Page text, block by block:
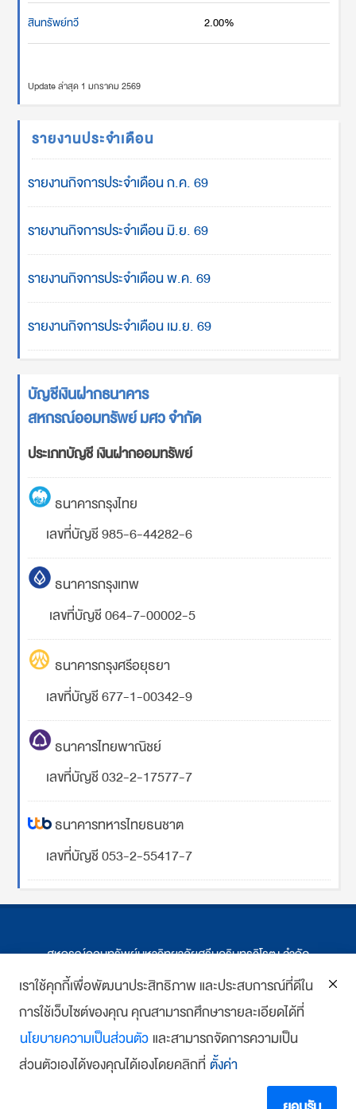
สินทรัพย์ทวี 2.00%
Update ล่าสุด 1 มกราคม 2569
รายงานประจำเดือน
รายงานกิจการประจำเดือน ก.ค. 69
รายงานกิจการประจำเดือน มิ.ย. 69
รายงานกิจการประจำเดือน พ.ค. 69
รายงานกิจการประจำเดือน เม.ย. 69
บัญชีเงินฝากธนาคาร
สหกรณ์ออมทรัพย์ มศว จำกัด
ประเภทบัญชี เงินฝากออมทรัพย์
ธนาคารกรุงไทย
เลขที่บัญชี 985-6-44282-6
ธนาคารกรุงเทพ
เลขที่บัญชี 064-7-00002-5
ธนาคารกรุงศรีอยุธยา
เลขที่บัญชี 677-1-00342-9
ธนาคารไทยพาณิชย์
เลขที่บัญชี 032-2-17577-7
ธนาคารทหารไทยธนชาต
เลขที่บัญชี 053-2-55417-7
สหกรณ์ออมทรัพย์มหาวิทยาลัยศรีนครินทรวิโรฒ จำกัด
ที่ตั้ง 114 ซ.สุขุมวิท 23 ถ.สุขุมวิท กรุงเทพฯ
โทร : 02-259-1474, 02-258-0227
โทรสาร: 02-261-5703
E-mail :we*******@*******co.th
บ้านเว็บไซต์
เราใช้คุกกี้เพื่อพัฒนาประสิทธิภาพ และประสบการณ์ที่ดีใน
การใช้เว็บไซต์ของคุณ คุณสามารถศึกษารายละเอียดได้ที่
นโยบายความเป็นส่วนตัว และสามารถจัดการความเป็น
ส่วนตัวเองได้ของคุณได้เองโดยคลิกที่ ตั้งค่า